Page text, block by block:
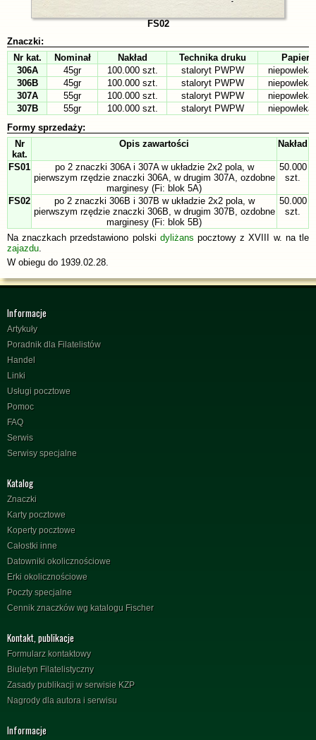
FS02
Znaczki:
Nr kat.
Nominał Nakład Technika druku
Papier
306A
45gr 100.000 szt. staloryt PWPW
306B
45gr 100.000 szt. staloryt PWPW
307A
55gr 100.000 szt. staloryt PWPW
307B
55gr 100.000 szt. staloryt PWPW
Formy sprzedaży:
Nr
kat.
Opis zawartości Nakład
FS01
po 2 znaczki 306A i 307A w układzie 2x2 pola, w
pierwszym rzędzie znaczki 306A, w drugim 307A, ozdobne
marginesy (Fi: blok 5A)
50.000
szt.
FS02
po 2 znaczki 306B i 307B w układzie 2x2 pola, w
pierwszym rzędzie znaczki 306B, w drugim 307B, ozdobne
marginesy (Fi: blok 5B)
50.000
szt.
Na znaczkach przedstawiono polski dyliżans pocztowy z XVIII w. na tle
zajazdu
W obiegu do 1939.02.28.
Informacje
Artykuły
Poradnik dla Filatelistów
Handel
Linki
Usługi pocztowe
Pomoc
FAQ
Serwis
Serwisy specjalne
Katalog
Znaczki
Karty pocztowe
Koperty pocztowe
Całostki inne
Datowniki okolicznościowe
Erki okolicznościowe
Poczty specjalne
Cennik znaczków wg katalogu Fischer
Kontakt, publikacje
Formularz kontaktowy
Biuletyn Filatelistyczny
Zasady publikacji w serwisie KZP
Nagrody dla autora i serwisu
Informacje